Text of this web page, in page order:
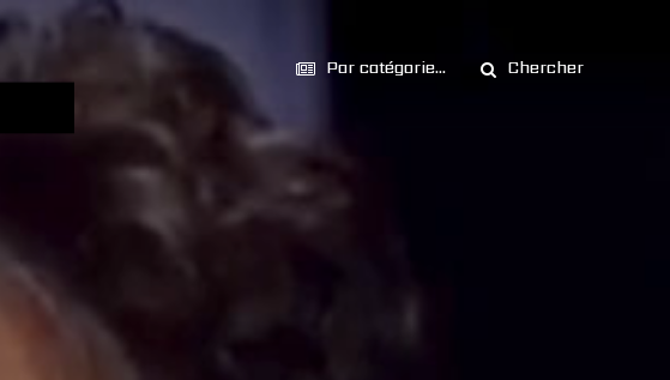
Par catégorie... Chercher